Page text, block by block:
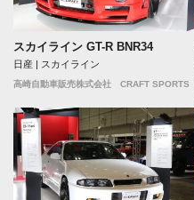
スカイライン GT-R BNR34
日産 | スカイライン
高崎自動車販売株式会社 CRAFT SPORTS